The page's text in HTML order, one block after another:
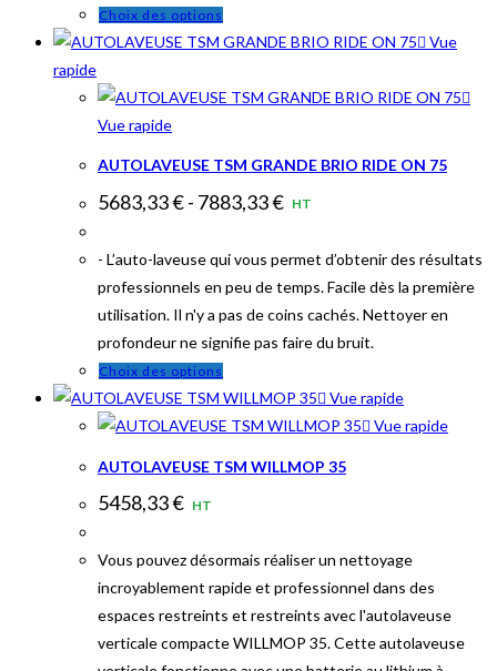
Choix des options
produit
plusieurs
options
peuvent
choisies
sur
la
page
produit
Vue
rapide
Vue rapide
AUTOLAVEUSE TSM GRANDE BRIO RIDE ON 75
5683,33€- 7883,33€ HT
- L’auto-laveuse qui vous permet d’obtenir des résultats
professionnels en peu de temps. Facile dès la première
utilisation. Il n'y a pas de coins cachés. Nettoyer en
profondeur ne signifie pas faire du bruit.
Choix des options
produit
a
variations.
peuvent
être
choisies
sur
Vue rapide
Vue rapide
AUTOLAVEUSE TSM WILLMOP 35
5458,33€ HT
Vous pouvez désormais réaliser un nettoyage
incroyablement rapide et professionnel dans des
espaces restreints et restreints avec l'autolaveuse
verticale compacte WILLMOP 35. Cette autolaveuse